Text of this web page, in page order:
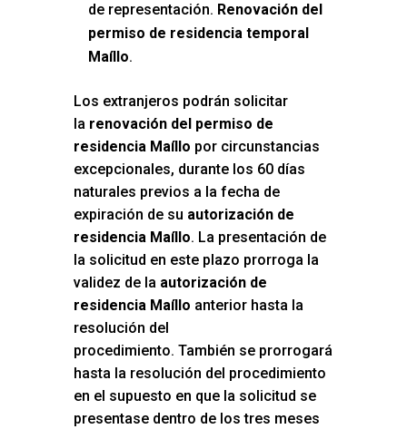
de representación. Renovación del
permiso de residencia temporal
Maíllo.
Los extranjeros podrán solicitar
la renovación del permiso de
residencia Maíllo por circunstancias
excepcionales, durante los 60 días
naturales previos a la fecha de
expiración de su autorización de
residencia Maíllo. La presentación de
la solicitud en este plazo prorroga la
validez de la autorización de
residencia Maíllo anterior hasta la
resolución del
procedimiento. También se prorrogará
hasta la resolución del procedimiento
en el supuesto en que la solicitud se
presentase dentro de los tres meses